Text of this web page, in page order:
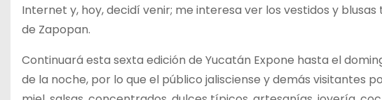
Internet y, hoy, decidí venir; me interesa ver los vestidos y
de Zapopan.
Continuará esta sexta edición de Yucatán Expone hasta el
de la noche, por lo que el público jalisciense y demás visitantes